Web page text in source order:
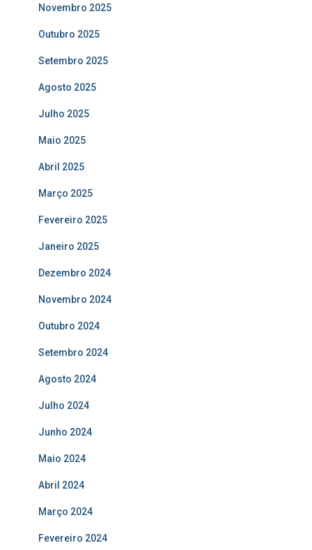
Novembro 2025
Outubro 2025
Setembro 2025
Agosto 2025
Julho 2025
Maio 2025
Abril 2025
Março 2025
Fevereiro 2025
Janeiro 2025
Dezembro 2024
Novembro 2024
Outubro 2024
Setembro 2024
Agosto 2024
Julho 2024
Junho 2024
Maio 2024
Abril 2024
Março 2024
Fevereiro 2024